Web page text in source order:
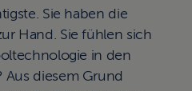
Sie haben die
Hand. Sie fühlen sich
in den
Aus diesem Grund